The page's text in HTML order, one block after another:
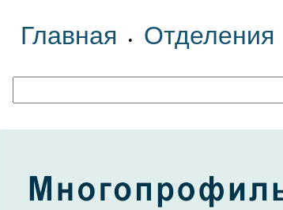
Главная • Отделения